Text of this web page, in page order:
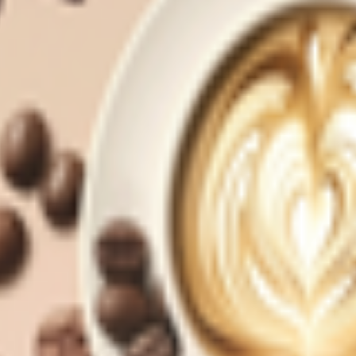
выдано Гомельским облисполкомом
ул. Козлова 2-А